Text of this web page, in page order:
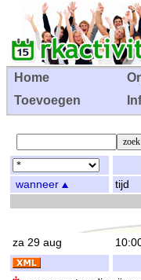
Home
Toevoegen
wanneer tijd
za 29 aug